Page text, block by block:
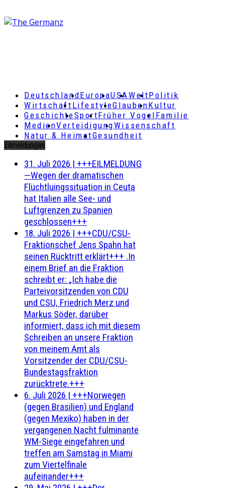
DeutschlandEuropaUSAWeltPolitik
Wirtschaft LifestyleGlaubenKultur
GeschichteSportFrüher Vogel Familie
MedienVerteidigungWissenschaft
Natur & HeimatGesundheit
Eilmeldungen
31. Juli 2026 | +++EILMELDUNG
—Wegen der dramatischen
Flüchtluingssituation in Ceuta
hat Italien alle See- und
Luftgrenzen zu Spanien
geschlossen+++
18. Juli 2026 | +++CDU/CSU-
Fraktionschef Jens Spahn hat
seinen Rücktritt erklärt+++ .In
einem Brief an die Fraktion
schreibt er: „Ich habe die
Parteivorsitzenden von CDU
und CSU, Friedrich Merz und
Markus Söder, darüber
informiert, dass ich mit diesem
Schreiben an unsere Fraktion
von meinem Amt als
Vorsitzender der CDU/CSU-
Bundestagsfraktion
zurücktrete.+++
6. Juli 2026 | +++Norwegen
(gegen Brasilien) und England
(gegen Mexiko) haben in der
vergangenen Nacht fulminante
WM-Siege eingefahren und
treffen am Samstag in Miami
zum Viertelfinale
aufeinander+++